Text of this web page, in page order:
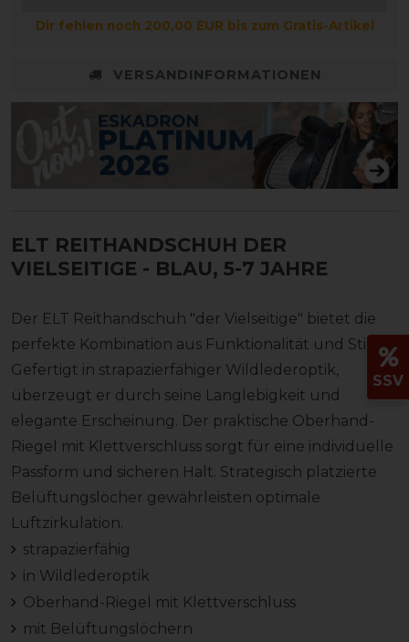
Dir fehlen noch 200,00 EUR bis zum Gratis-Artikel
VERSANDINFORMATIONEN
ELT REITHANDSCHUH DER
VIELSEITIGE - BLAU, 5-7 JAHRE
Der ELT Reithandschuh "der Vielseitige" bietet die
perfekte Kombination aus Funktionalität und Stil.
Gefertigt in strapazierfähiger Wildlederoptik,
überzeugt er durch seine Langlebigkeit und
elegante Erscheinung. Der praktische Oberhand-
Riegel mit Klettverschluss sorgt für eine individuelle
Passform und sicheren Halt. Strategisch platzierte
Belüftungslöcher gewährleisten optimale
Luftzirkulation.
strapazierfähig
in Wildlederoptik
Oberhand-Riegel mit Klettverschluss
mit Belüftungslöchern
SSV